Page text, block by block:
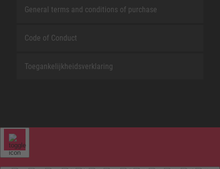
General terms and conditions of purchase
Code of Conduct
Toegankelijkheidsverklaring